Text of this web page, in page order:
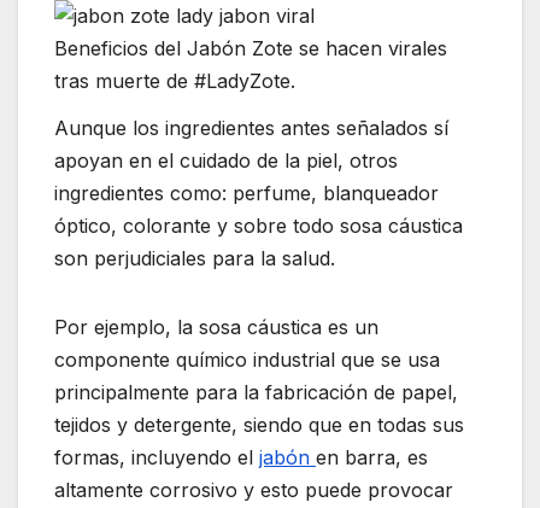
Beneficios del Jabón Zote se hacen virales
tras muerte de #LadyZote.
Aunque los ingredientes antes señalados sí
apoyan en el cuidado de la piel, otros
ingredientes como: perfume, blanqueador
óptico, colorante y sobre todo sosa cáustica
son perjudiciales para la salud.
Por ejemplo, la sosa cáustica es un
componente químico industrial que se usa
principalmente para la fabricación de papel,
tejidos y detergente, siendo que en todas sus
formas, incluyendo el jabón en barra, es
altamente corrosivo y esto puede provocar